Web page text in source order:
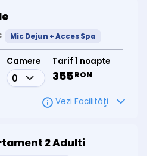
Mic Dejun + Acces Spa
Camere Tarif 1 noapte
355RON
Vezi Facilităţi
2 Adulti